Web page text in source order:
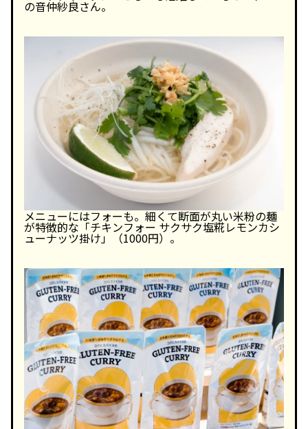
の音仲紗良さん。
メニューにはフォーも。細くて断面が丸い米粉の麺
が特徴的な「チキンフォー サクサク塩糀レモンカシ
ューナッツ掛け」（1000円）。